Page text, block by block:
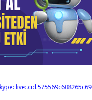
live:.cid.575569c608265c69